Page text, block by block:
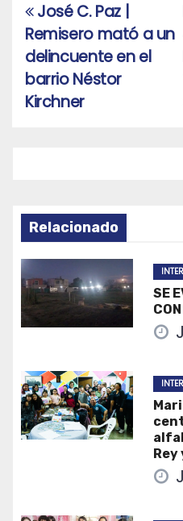
Navegación
de
entradas
José C. Paz |
Remisero mató a un
delincuente en el
barrio Néstor
Kirchner
Relacionado
SE
Rey